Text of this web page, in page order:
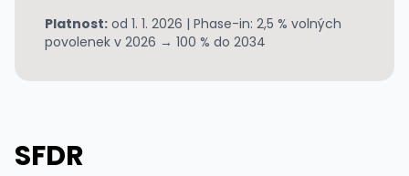
Platnost: od 1. 1. 2026 | Phase-in: 2,5 % volných
povolenek v 2026 → 100 % do 2034
SFDR